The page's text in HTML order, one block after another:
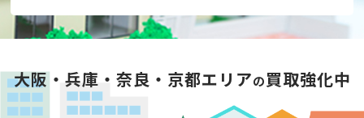
大阪・兵庫・奈良・京都エリアの買取強化中